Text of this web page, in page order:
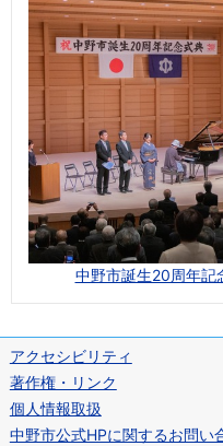
中野市誕生20周年記
アクセシビリティ
著作権・リンク
個人情報取扱
中野市公式HPに関するお問い